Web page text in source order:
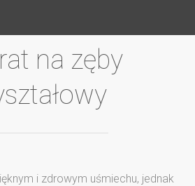
na zęby
i zdrowym uśmiechu, jednak